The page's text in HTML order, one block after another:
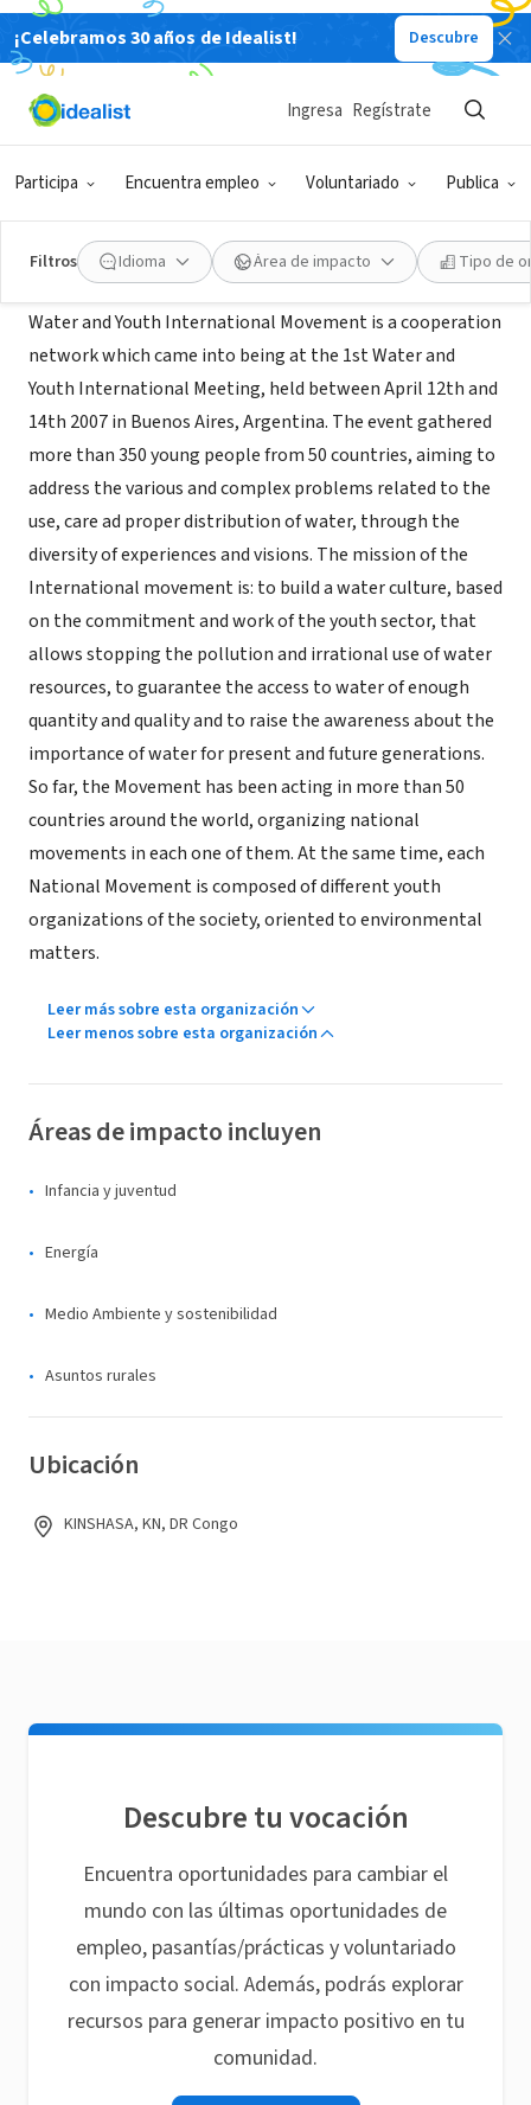
¡Celebramos 30 años de Idealist! Descubre
Participa Encuentra empleo Voluntariado Publica
Ingresa Regístrate
Filtros Idioma Área de impacto Tipo de
ORGANIZACIÓN SIN FIN DE LUCRO
WATER AND YOUTH R D CONGO
del Congo rdc.org
Acerca de
Water and Youth International Movement is a cooperation
network which came into being at the 1st Water and
Youth International Meeting, held between April 12th and
14th 2007 in Buenos Aires, Argentina. The event gathered
more than 350 young people from 50 countries, aiming to
address the various and complex problems related to the
use, care ad proper distribution of water, through the
diversity of experiences and visions. The mission of the
International movement is: to build a water culture, based
on the commitment and work of the youth sector, that
allows stopping the pollution and irrational use of water
resources, to guarantee the access to water of enough
quantity and quality and to raise the awareness about the
importance of water for present and future generations.
So far, the Movement has been acting in more than 50
countries around the world, organizing national
movements in each one of them. At the same time, each
National Movement is composed of different youth
organizations of the society, oriented to environmental
matters.
Leer más sobre esta organización
Leer menos sobre esta organización
Áreas de impacto incluyen
Infancia y juventud
Energía
Medio Ambiente y sostenibilidad
Asuntos rurales
Ubicación
KINSHASA, KN, DR Congo
Descubre tu vocación
Encuentra oportunidades para cambiar el
mundo con las últimas oportunidades de
empleo, pasantías/prácticas y voluntariado
con impacto social. Además, podrás explorar
recursos para generar impacto positivo en tu
comunidad.